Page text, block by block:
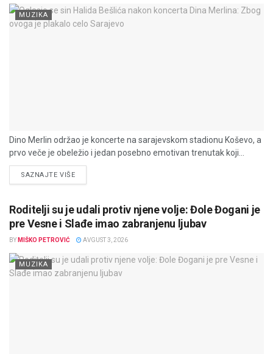
MUZIKA
Dino Merlin održao je koncerte na sarajevskom stadionu Koševo, a
prvo veče je obeležio i jedan posebno emotivan trenutak koji...
SAZNAJTE VIŠEDETAILS
Roditelji su je udali protiv njene volje: Đole Đogani je
pre Vesne i Slađe imao zabranjenu ljubav
BY MIŠKO PETROVIĆ AVGUST 3, 2026
MUZIKA